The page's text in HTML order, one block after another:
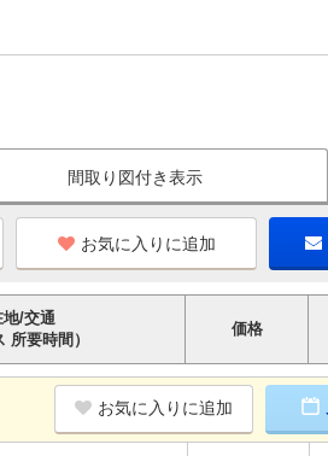
間取り図付き表示
お気に入りに追加
地/交通
所要時間）
価格
お気に入りに追加